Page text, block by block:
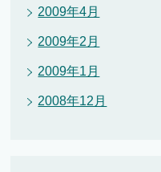
2009年4月
2009年2月
2009年1月
2008年12月